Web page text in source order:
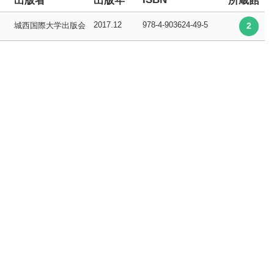
城西国際大学出版会 2017.12 978-4-903624-49-5 2